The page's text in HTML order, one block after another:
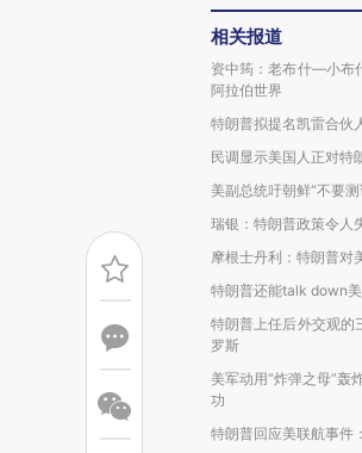
相关报道
资中筠：老布什—小
阿拉伯世界
特朗普拟提名凯雷合伙
民调显示美国人正对特
美副总统吁朝鲜“不要
瑞银：特朗普政策令人
摩根士丹利：特朗普对
特朗普还能talk down美
特朗普上任后外交观的
罗斯
美军动用“炸弹之母”轰
功
特朗普回应美联航事件